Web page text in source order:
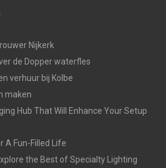
Nijkerk
de Dopper waterfles
verhuur bij Kolbe
maken
Hub That Will Enhance Your Setup
A Fun-Filled Life
the Best of Specialty Lighting